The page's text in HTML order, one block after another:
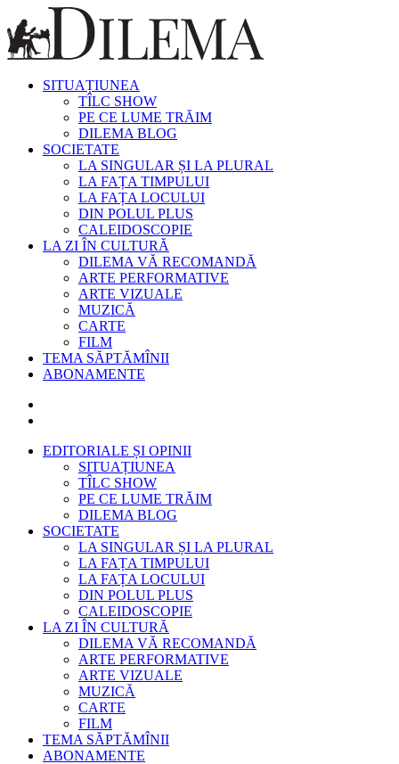
SITUAȚIUNEA
TÎLC SHOW
PE CE LUME TRĂIM
DILEMA BLOG
SOCIETATE
LA SINGULAR ȘI LA PLURAL
LA FAȚA TIMPULUI
LA FAȚA LOCULUI
DIN POLUL PLUS
CALEIDOSCOPIE
LA ZI ÎN CULTURĂ
DILEMA VĂ RECOMANDĂ
ARTE PERFORMATIVE
ARTE VIZUALE
MUZICĂ
CARTE
FILM
TEMA SĂPTĂMÎNII
ABONAMENTE
EDITORIALE ȘI OPINII
SITUAȚIUNEA
TÎLC SHOW
PE CE LUME TRĂIM
DILEMA BLOG
SOCIETATE
LA SINGULAR ȘI LA PLURAL
LA FAȚA TIMPULUI
LA FAȚA LOCULUI
DIN POLUL PLUS
CALEIDOSCOPIE
LA ZI ÎN CULTURĂ
DILEMA VĂ RECOMANDĂ
ARTE PERFORMATIVE
ARTE VIZUALE
MUZICĂ
CARTE
FILM
TEMA SĂPTĂMÎNII
ABONAMENTE